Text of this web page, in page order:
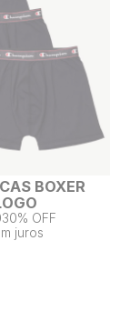
BOXER
30% OFF
juros